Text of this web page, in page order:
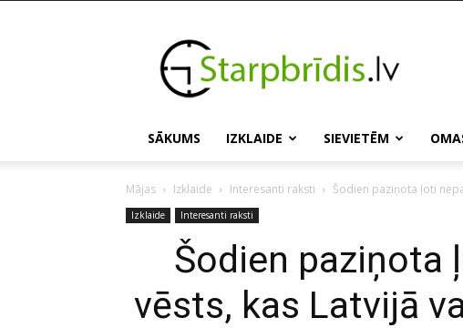
Starpbridis.lv
SĀKUMS IZKLAIDE SIEVIETĒM
Mājas Izklaide Interesanti raksti Šodien paziņota ļoti
Izklaide Interesanti raksti
Šodien paziņota
vēsts, kas Latvijā